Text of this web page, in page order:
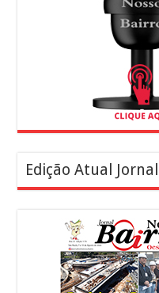
Edição Atual Jornal